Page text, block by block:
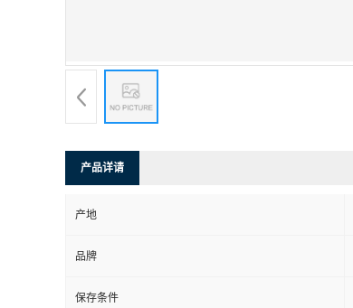
产品详请
产地
品牌
保存条件